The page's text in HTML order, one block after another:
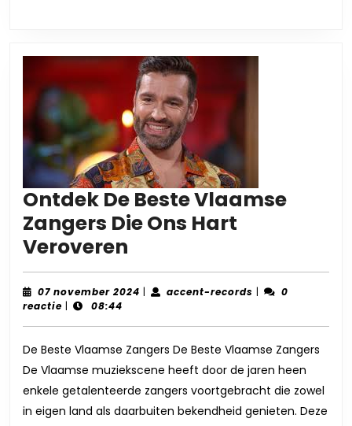
Ontdek De Beste Vlaamse
Zangers Die Ons Hart
Veroveren
De
Beste
Zangers
Die
Ons
Hart
07 november 2024 07
| accent-records accent-
|
0
reactie | 08:44
De Beste Vlaamse Zangers De Beste Vlaamse Zangers
De Vlaamse muziekscene heeft door de jaren heen
enkele getalenteerde zangers voortgebracht die zowel
in eigen land als daarbuiten bekendheid genieten. Deze